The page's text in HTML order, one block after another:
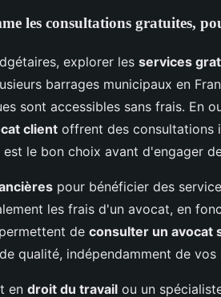
les consultations gratuites,
explorer les services
barrages municipaux en
sont accessibles sans frais. En
client offrent des consultations
le bon choix avant d'engager
pour bénéficier des
les frais d'un avocat, en
de consulter un avocat
qualité, indépendamment de vos
en droit du travail ou un